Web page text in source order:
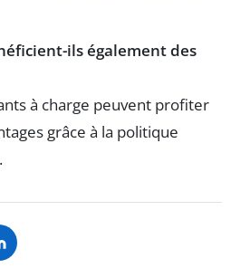
ils également des
à charge peuvent profiter
grâce à la politique